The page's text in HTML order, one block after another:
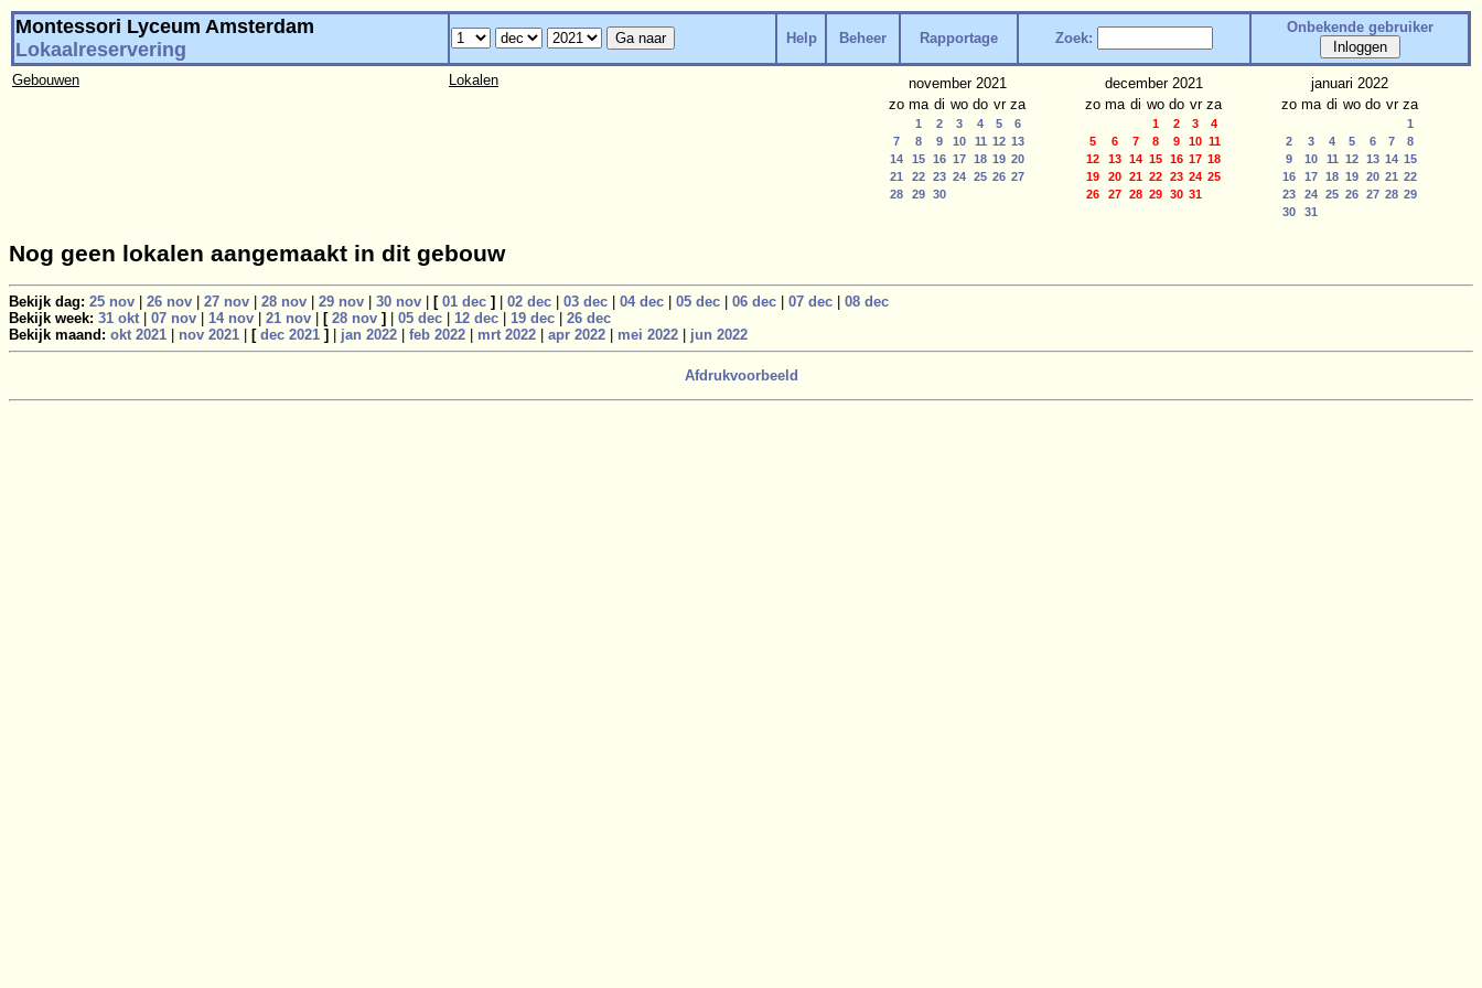
Montessori Lyceum Amsterdam
Lokaalreservering
Help Beheer Rapportage Zoek:
Onbekende gebruiker
Gebouwen Lokalen
november 2021
zo ma di wo do vr za
1 2 3 4 5
6
7
8 9 10 11 12 13
14
15 16 17 18 19 20
21
22 23 24 25 26 27
28
29 30
december 2021
zo ma di wo do vr za
1 2 3
4
5
6 7 8 9 10 11
12
13 14 15 16 17 18
19
20 21 22 23 24 25
26
27 28 29 30 31
januari 2022
zo ma di wo do vr za
1
2
3 4 5 6 7
8
9
10 11 12 13 14 15
16
17 18 19 20 21 22
23
24 25 26 27 28 29
30
31
Nog geen lokalen aangemaakt in dit gebouw
Bekijk dag: 25 nov 26 nov 27 nov 28 nov 29 nov 30 nov [ 01 dec ] 02 dec 03 dec 04 dec 05 dec 06 dec 07 dec
08 dec
Bekijk week: 31 okt 07 nov 14 nov 21 nov [ 28 nov ] 05 dec 12 dec 19 dec
26 dec
Bekijk maand: okt 2021 nov 2021 [ dec 2021 ] jan 2022 feb 2022 mrt 2022 apr 2022 mei 2022 jun 2022
Afdrukvoorbeeld